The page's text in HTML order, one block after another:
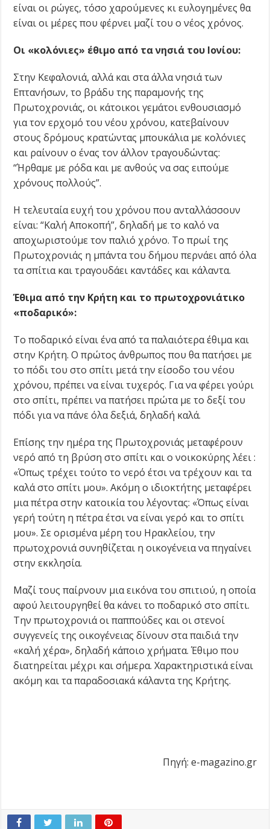
είναι οι ρώγες, τόσο χαρούμενες κι ευλογημένες θα
είναι οι μέρες που φέρνει μαζί του ο νέος χρόνος.
Οι «κολόνιες» έθιμο από τα νησιά του Ιονίου:
Στην Κεφαλονιά, αλλά και στα άλλα νησιά των
Επτανήσων, το βράδυ της παραμονής της
Πρωτοχρονιάς, οι κάτοικοι γεμάτοι ενθουσιασμό
για τον ερχομό του νέου χρόνου, κατεβαίνουν
στους δρόμους κρατώντας μπουκάλια με κολόνιες
και ραίνουν ο ένας τον άλλον τραγουδώντας:
“Ήρθαμε με ρόδα και με ανθούς να σας ειπούμε
χρόνους πολλούς”.
Η τελευταία ευχή του χρόνου που ανταλλάσσουν
είναι: “Καλή Αποκοπή”, δηλαδή με το καλό να
αποχωριστούμε τον παλιό χρόνο. Το πρωί της
Πρωτοχρονιάς η μπάντα του δήμου περνάει από όλα
τα σπίτια και τραγουδάει καντάδες και κάλαντα.
Έθιμα από την Κρήτη και το πρωτοχρονιάτικο
«ποδαρικό»:
Το ποδαρικό είναι ένα από τα παλαιότερα έθιμα και
στην Κρήτη. Ο πρώτος άνθρωπος που θα πατήσει με
το πόδι του στο σπίτι μετά την είσοδο του νέου
χρόνου, πρέπει να είναι τυχερός. Για να φέρει γούρι
στο σπίτι, πρέπει να πατήσει πρώτα με το δεξί του
πόδι για να πάνε όλα δεξιά, δηλαδή καλά.
Επίσης την ημέρα της Πρωτοχρονιάς μεταφέρουν
νερό από τη βρύση στο σπίτι και ο νοικοκύρης λέει :
«Όπως τρέχει τούτο το νερό έτσι να τρέχουν και τα
καλά στο σπίτι μου». Ακόμη ο ιδιοκτήτης μεταφέρει
μια πέτρα στην κατοικία του λέγοντας: «Όπως είναι
γερή τούτη η πέτρα έτσι να είναι γερό και το σπίτι
μου». Σε ορισμένα μέρη του Ηρακλείου, την
πρωτοχρονιά συνηθίζεται η οικογένεια να πηγαίνει
στην εκκλησία.
Μαζί τους παίρνουν μια εικόνα του σπιτιού, η οποία
αφού λειτουργηθεί θα κάνει το ποδαρικό στο σπίτι.
Την πρωτοχρονιά οι παππούδες και οι στενοί
συγγενείς της οικογένειας δίνουν στα παιδιά την
«καλή χέρα», δηλαδή κάποιο χρήματα. Έθιμο που
διατηρείται μέχρι και σήμερα. Χαρακτηριστικά είναι
ακόμη και τα παραδοσιακά κάλαντα της Κρήτης.
Πηγή: e-magazino.gr